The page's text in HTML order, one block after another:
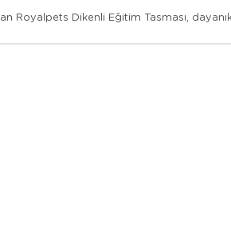
Royalpets Dikenli Eğitim Tasması,